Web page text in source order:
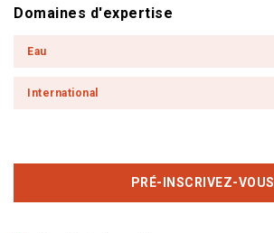
Domaines d'expertise
Eau
International
PRÉ-INSCRIVEZ-VOUS